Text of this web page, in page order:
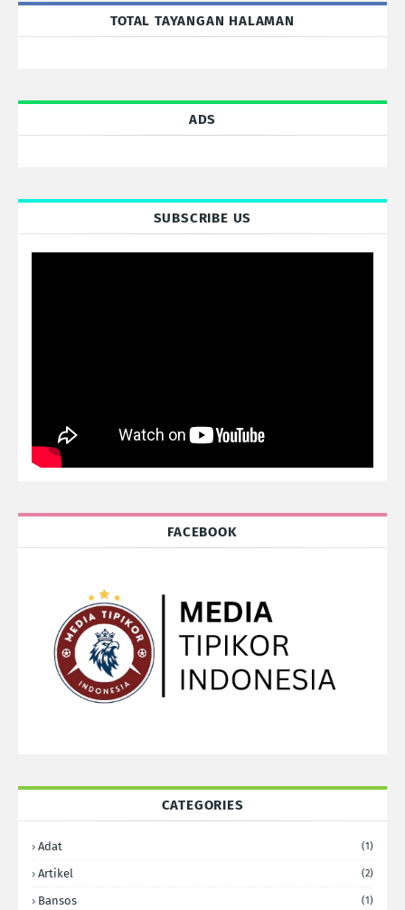
TOTAL TAYANGAN HALAMAN
ADS
SUBSCRIBE US
FACEBOOK
CATEGORIES
Adat (1)
Artikel (2)
Bansos (1)